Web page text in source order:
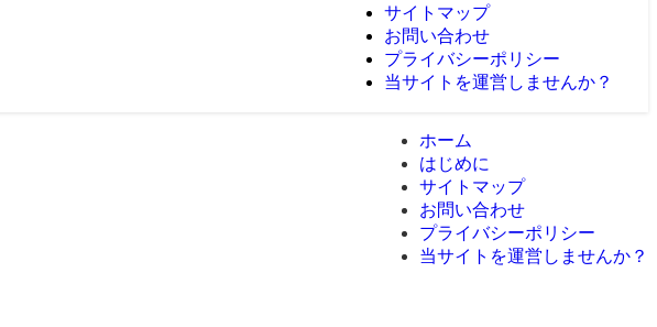
サイトマップ
お問い合わせ
プライバシーポリシー
当サイトを運営しませんか？
ホーム
はじめに
サイトマップ
お問い合わせ
プライバシーポリシー
当サイトを運営しませんか？